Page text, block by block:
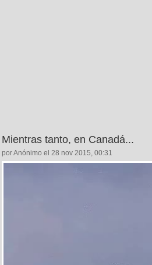
Mientras tanto, en Canadá...
por Anónimo el 28 nov 2015, 00:31